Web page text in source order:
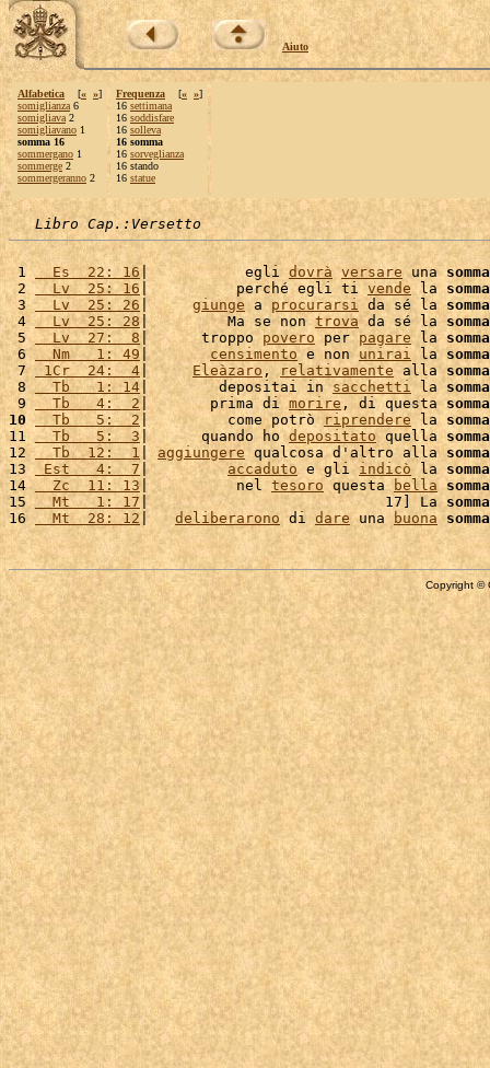
Aiuto
Alfabetica [« »]
somiglianza 6
somigliava 2
somigliavano 1
somma 16
sommergano 1
sommerge 2
sommergeranno 2
Frequenza [« »]
16 settimana
16 soddisfare
16 solleva
16 somma
16 sorveglianza
16 stando
16 statue
Libro Cap.:Versetto
1
  Es  22: 16
|           egli dovrà versare una somma
2
  Lv  25: 16
|          perché egli ti vende la somma
3
  Lv  25: 26
| giunge a procurarsi da sé la somma
4
  Lv  25: 28
|         Ma se non trova da sé la somma
5
  Lv  27:  8
|      troppo povero per pagare la somma
6
  Nm   1: 49
| censimento e non unirai la somma
7
1Cr  24:  4| Eleàzaro , relativamente alla somma
8
  Tb   1: 14
|        depositai in sacchetti la somma
9
  Tb   4:  2
|       prima di morire , di questa somma
10
  Tb   5:  2
|         come potrò riprendere la somma
11
  Tb   5:  3
|      quando ho depositato quella somma
12
  Tb  12:  1
| aggiungere qualcosa d'altro alla somma
13
Est   4:  7| accaduto e gli indicò la somma
14
  Zc  11: 13
|          nel tesoro questa bella somma
15
  Mt   1: 17
|                           17] La somma
16
  Mt  28: 12
| deliberarono di dare una buona somma
Copyright ©